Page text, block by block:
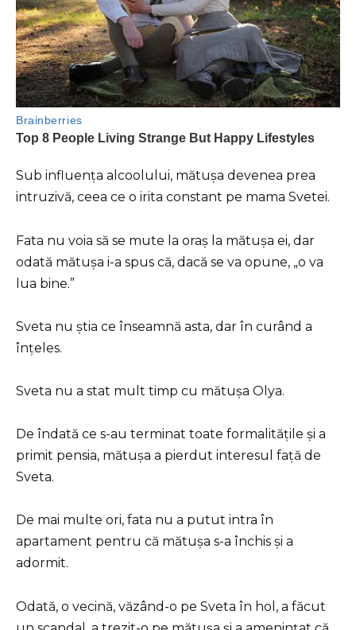
Sub influența alcoolului, mătușa devenea prea
intruzivă, ceea ce o irita constant pe mama Svetei.
Fata nu voia să se mute la oraș la mătușa ei, dar
odată mătușa i-a spus că, dacă se va opune, „o va
lua bine.”
Sveta nu știa ce înseamnă asta, dar în curând a
înțeles.
Sveta nu a stat mult timp cu mătușa Olya.
De îndată ce s-au terminat toate formalitățile și a
primit pensia, mătușa a pierdut interesul față de
Sveta.
De mai multe ori, fata nu a putut intra în
apartament pentru că mătușa s-a închis și a
adormit.
Odată, o vecină, văzând-o pe Sveta în hol, a făcut